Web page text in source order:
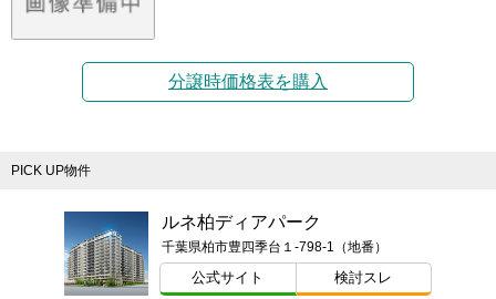
分譲時価格表を購入
PICK UP物件
ルネ柏ディアパーク
千葉県柏市豊四季台１-798-1（地番）
公式サイト 検討スレ